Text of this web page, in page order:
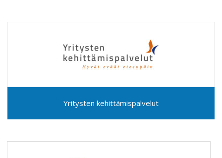
Yritysten kehittämispalvelut